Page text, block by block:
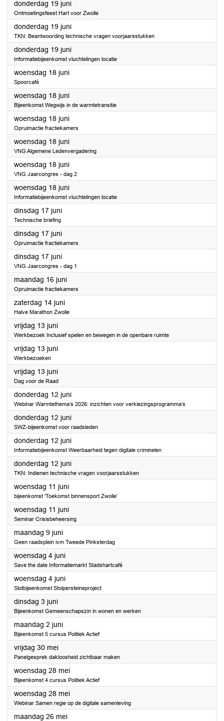
donderdag 19 juni2025
Ontmoetingsfeest Hart voor Zwolle
donderdag 19 juni2025
TKN: Beantwoording technische vragen voorjaarsstukken
donderdag 19 juni2025
Informatiebijeenkomst vluchtelingen locatie
woensdag 18 juni2025
Spoorcafé
woensdag 18 juni2025
Bijeenkomst Wegwijs in de warmtetransitie
woensdag 18 juni2025
Opruimactie fractiekamers
woensdag 18 juni2025
VNG Algemene Ledenvergadering
woensdag 18 juni2025
VNG Jaarcongres - dag 2
woensdag 18 juni2025
Informatiebijeenkomst vluchtelingen locatie
dinsdag 17 juni2025
Technische briefing
dinsdag 17 juni2025
Opruimactie fractiekamers
dinsdag 17 juni2025
VNG Jaarcongres - dag 1
maandag 16 juni2025
Opruimactie fractiekamers
zaterdag 14 juni2025
Halve Marathon Zwolle
vrijdag 13 juni2025
Werkbezoek Inclusief spelen en bewegen in de openbare ruimte
vrijdag 13 juni2025
Werkbezoeken
vrijdag 13 juni2025
Dag voor de Raad
donderdag 12 juni2025
Webinar Warmtethema’s 2026: inzichten voor verkiezingsprogramma’s
donderdag 12 juni2025
SWZ-bijeenkomst voor raadsleden
donderdag 12 juni2025
Informatiebijeenkomst Weerbaarheid tegen digitale criminelen
donderdag 12 juni2025
TKN: Indienen technische vragen voorjaarsstukken
woensdag 11 juni2025
bijeenkomst ‘Toekomst binnensport Zwolle’
woensdag 11 juni2025
Seminar Crisisbeheersing
maandag 9 juni2025
Geen raadsplein ivm Tweede Pinksterdag
woensdag 4 juni2025
Save the date Informatiemarkt Stadshartcafé
woensdag 4 juni2025
Slotbijeenkomst Stolpersteineproject
dinsdag 3 juni2025
Bijeenkomst Gemeenschapszin in wonen en werken
maandag 2 juni2025
Bijeenkomst 5 cursus Politiek Actief
vrijdag 30 mei2025
Panelgesprek dakloosheid zichtbaar maken
woensdag 28 mei2025
Bijeenkomst 4 cursus Politiek Actief
woensdag 28 mei2025
Webinar Samen regie op de digitale samenleving
maandag 26 mei2025